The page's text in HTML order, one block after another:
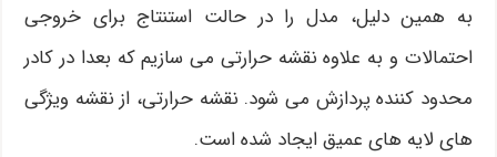
به همین دلیل، مدل را در حالت استنتاج برای خروجی
احتمالات و به علاوه نقشه حرارتی می سازیم که بعدا در کادر
محدود کننده پردازش می شود. نقشه حرارتی، از نقشه ویژگی
های لایه های عمیق ایجاد شده است.